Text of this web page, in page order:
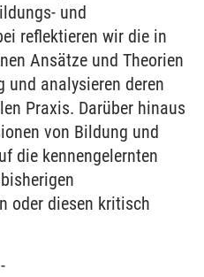
und
reflektieren wir die in
Ansätze und Theorien
und analysieren deren
Praxis. Darüber hinaus
von Bildung und
die kennengelernten
oder diesen kritisch
-